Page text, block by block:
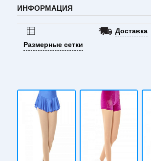
ИНФОРМАЦИЯ
Размерные сетки
Доставка